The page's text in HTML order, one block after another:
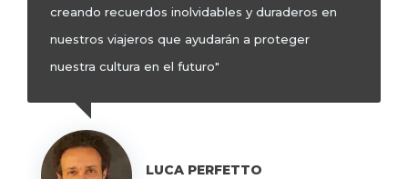
perfecto para nuestros huéspedes, para que
puedan disfrutar, desde un punto de vista único y
deslumbrante, la cultura italiana”
Image
URBANO BRINI